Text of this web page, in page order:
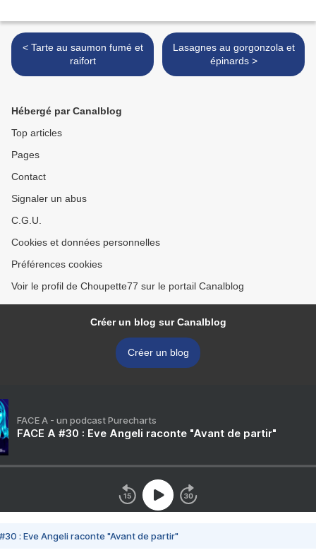
< Tarte au saumon fumé et
raifort
Lasagnes au gorgonzola et
épinards >
Hébergé par Canalblog
Top articles
Pages
Contact
Signaler un abus
C.G.U.
Cookies et données personnelles
Préférences cookies
Voir le profil de Choupette77 sur le portail Canalblog
Créer un blog sur Canalblog
Créer un blog
FACE A - un podcast Purecharts
FACE A #30 : Eve Angeli raconte "Avant de partir"
#30 : Eve Angeli raconte "Avant de partir"